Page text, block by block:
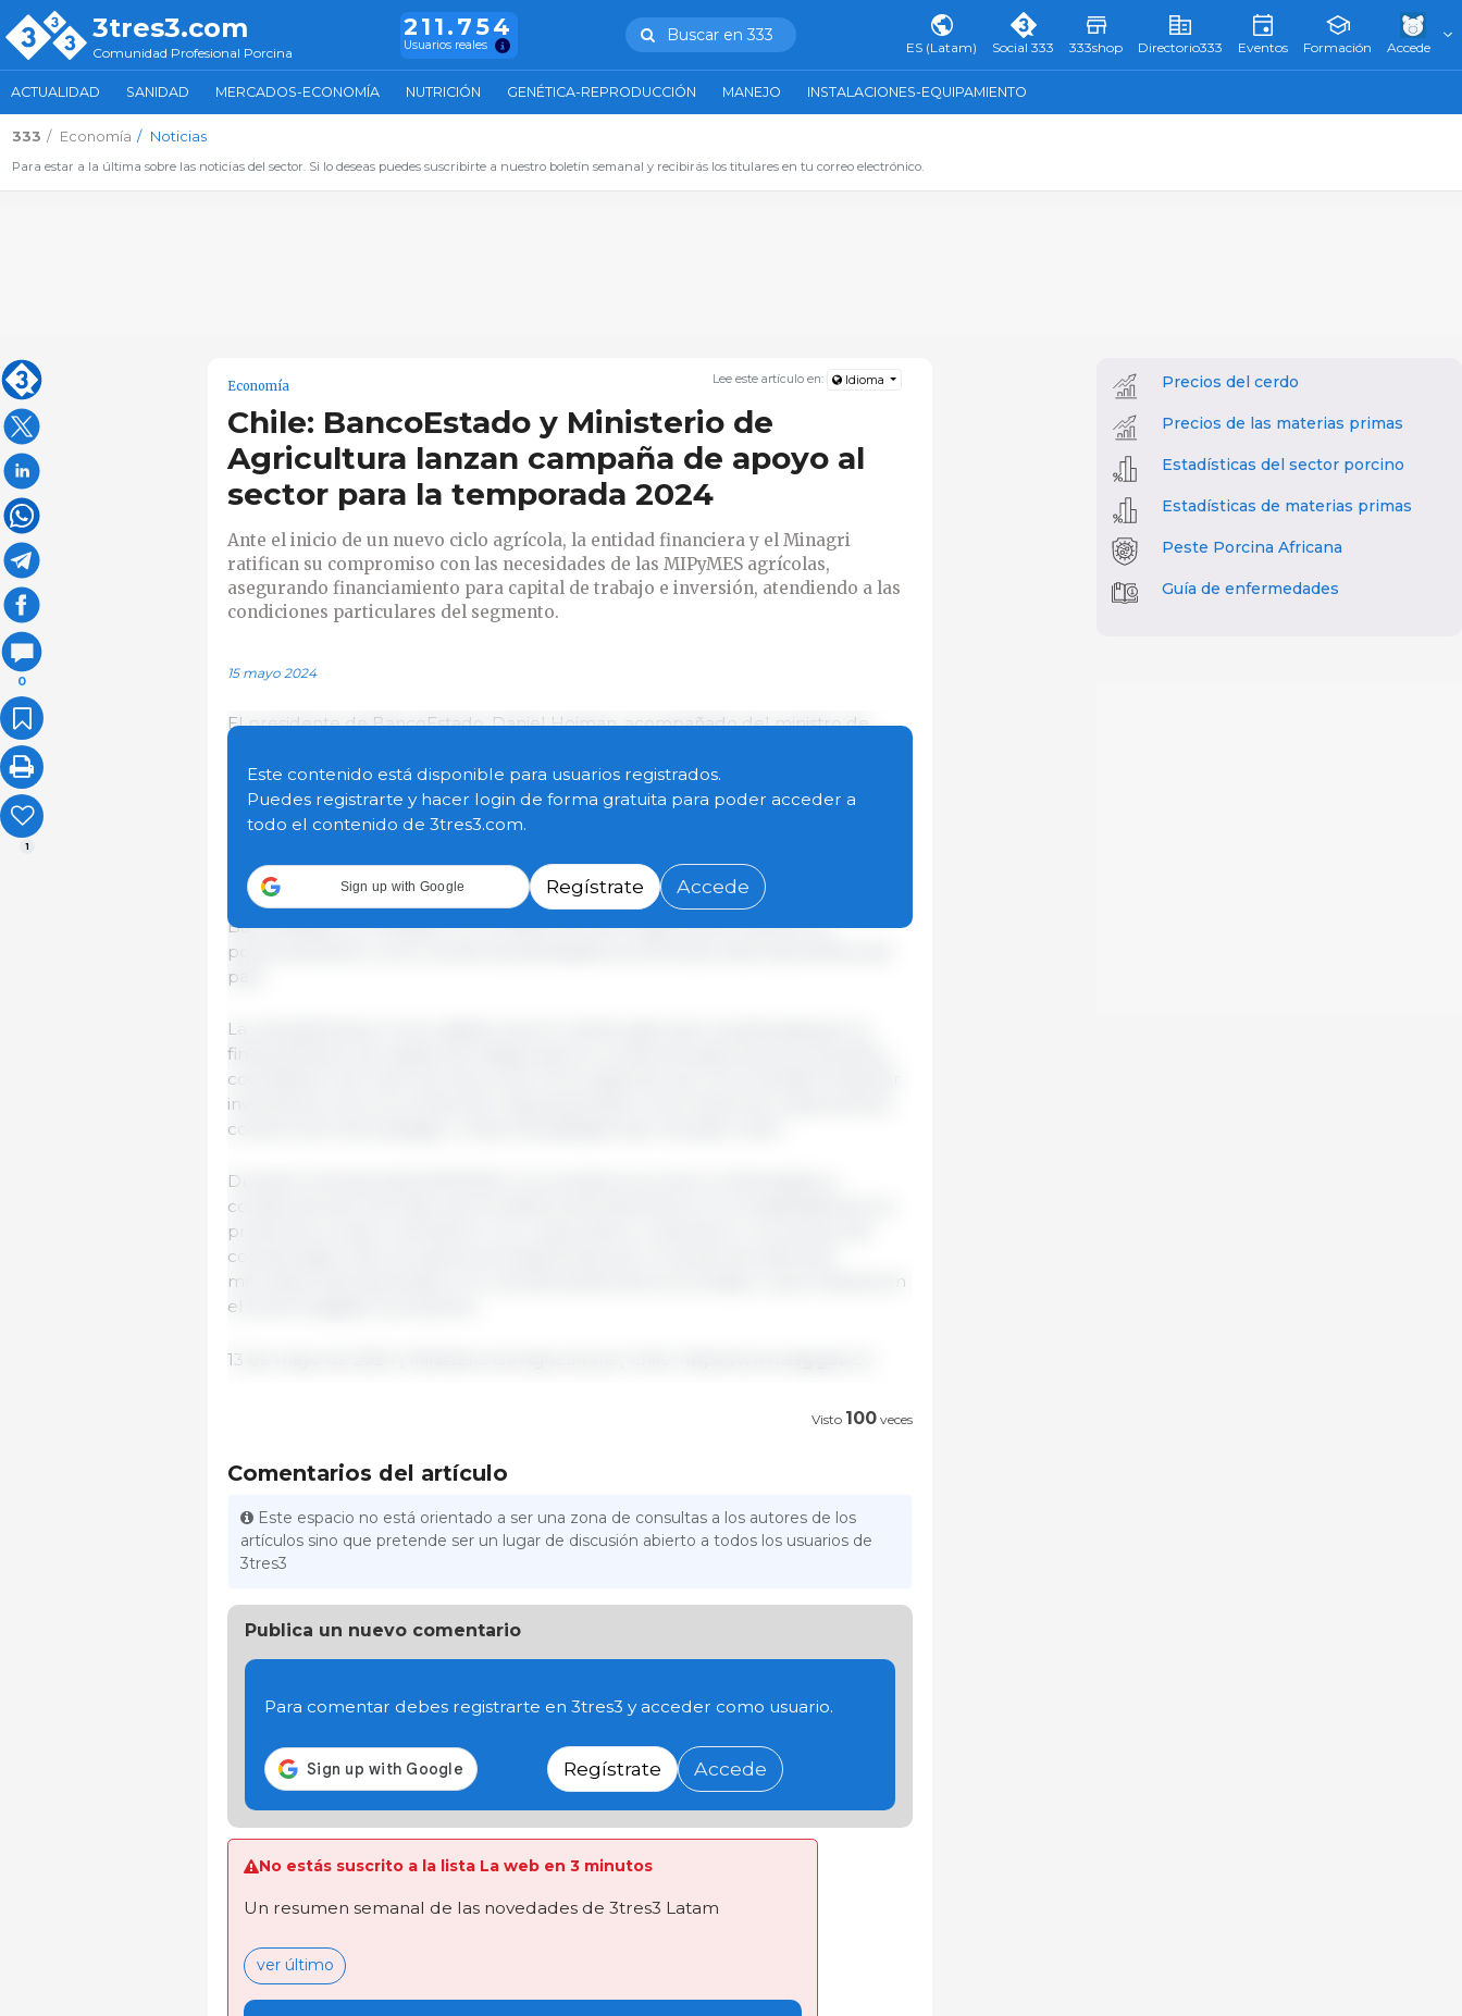
3tres3.com
Comunidad Profesional Porcina
211.754
Usuarios reales
Buscar en 333
ES (Latam) Social 333 333shop Directorio333 Eventos Formación Accede
ACTUALIDAD SANIDAD MERCADOS-ECONOMÍA NUTRICIÓN GENÉTICA-REPRODUCCIÓN MANEJO INSTALACIONES-EQUIPAMIENTO
333 Economía Noticias
Para estar a la última sobre las noticias del sector. Si lo deseas puedes suscribirte a nuestro boletín semanal y recibirás los titulares en tu correo electrónico.
0
1
Lee este artículo en: Idioma
Economía
Chile: BancoEstado y Ministerio de
Agricultura lanzan campaña de apoyo al
sector para la temporada 2024
Ante el inicio de un nuevo ciclo agrícola, la entidad financiera y el Minagri
ratifican su compromiso con las necesidades de las MIPyMES agrícolas,
asegurando financiamiento para capital de trabajo e inversión, atendiendo a las
condiciones particulares del segmento.
15 mayo 2024
El presidente de BancoEstado, Daniel Hojman, acompañado del ministro de
agrícola de otoño 2024, que busca apoyar con financiamiento a las MIPyMES del
sector.
periodo en que los agricultores realizan las siembras de otoño indispensables
para asegurar la alimentación de la población y ratifica el compromiso de
BancoEstado y el Minagri con el desarrollo de la agricultura chilena y su
posicionamiento como una de las actividades económicas más importantes del
país.
La campaña tiene como objetivo que el cliente agricultor pueda asegurar su
financiamiento de capital de trabajo para la compra de agroinsumos, semillas y
contratación de mano de obra, entre otros aspectos, así como también financiar
inversiones como la compra de maquinaria tales como tractores, implementos,
construcción de bodegas, u otras necesidades que necesite cubrir.
Durante la temporada 2023/2024, los cerealeros se vieron enfrentados a
condiciones de mercado que les afectó directamente en la rentabilidad de sus
productos, es decir sembraron con costos altos y cosecharon con precios de
compra bajos. Esto se explica principalmente por el exceso de oferta de
mercados internacionales, con una demanda interna a la baja, lo que impacta en
el precio pagado a productor.
13 de mayo de 2024 | Ministerio de Agricultura | Chile. https://www.sag.gob.cl/
Este contenido está disponible para usuarios registrados.
Puedes registrarte y hacer login de forma gratuita para poder acceder a
todo el contenido de 3tres3.com.
Sign up with Google Regístrate Accede
Visto 100 veces
Comentarios del artículo
Este espacio no está orientado a ser una zona de consultas a los autores de los
artículos sino que pretende ser un lugar de discusión abierto a todos los usuarios de
3tres3
Publica un nuevo comentario
Para comentar debes registrarte en 3tres3 y acceder como usuario.
Regístrate Accede
No estás suscrito a la lista La web en 3 minutos
Un resumen semanal de las novedades de 3tres3 Latam
ver último
Precios del cerdo
Precios de las materias primas
Estadísticas del sector porcino
Estadísticas de materias primas
Peste Porcina Africana
Guía de enfermedades